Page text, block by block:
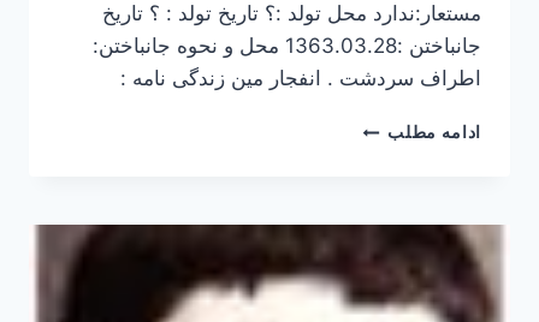
مستعار:ندارد محل تولد :؟ تاریخ تولد : ؟ تاریخ
جانباختن :1363.03.28 محل و نحوه جانباختن:
اطراف سردشت . انفجار مین زندگی نامه :
ادامه مطلب بایزید